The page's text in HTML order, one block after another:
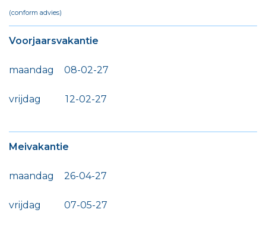
(conform advies)
Voorjaarsvakantie
maandag 08-02-27
vrijdag 12-02-27
Meivakantie
maandag 26-04-27
vrijdag 07-05-27